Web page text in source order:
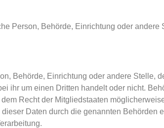
Person, Behörde, Einrichtung oder
Behörde, Einrichtung oder andere Stelle,
ihr um einen Dritten handelt oder nicht.
Recht der Mitgliedstaaten
Daten durch die genannten Behörden